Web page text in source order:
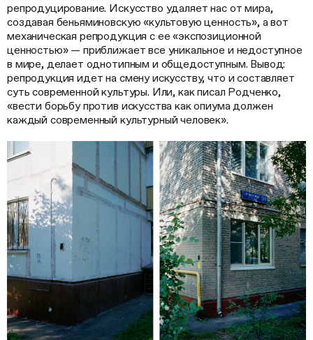
репродуцирование. Искусство удаляет нас от мира,
создавая беньяминовскую «культовую ценность», а вот
механическая репродукция с ее «экспозиционной
ценностью» — приближает все уникальное и недоступное
в мире, делает однотипным и общедоступным. Вывод:
репродукция идет на смену искусству, что и составляет
суть современной культуры. Или, как писал Родченко,
«вести борьбу против искусства как опиума должен
каждый современный культурный человек».